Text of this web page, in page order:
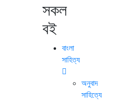
সকল
বই
বাংলা
সাহিত্য
অনুবাদ
সাহিত্যে